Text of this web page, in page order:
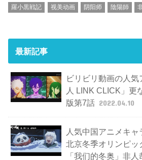
羅小黒戦記
视美动画 阴阳师 陰陽師
最新記事
ビリビリ動画の人
人 LINK CLICK」更
版第7話 2022.04.10
人気中国アニメキ
北京冬季オリンピッ
「我们的冬奥」非